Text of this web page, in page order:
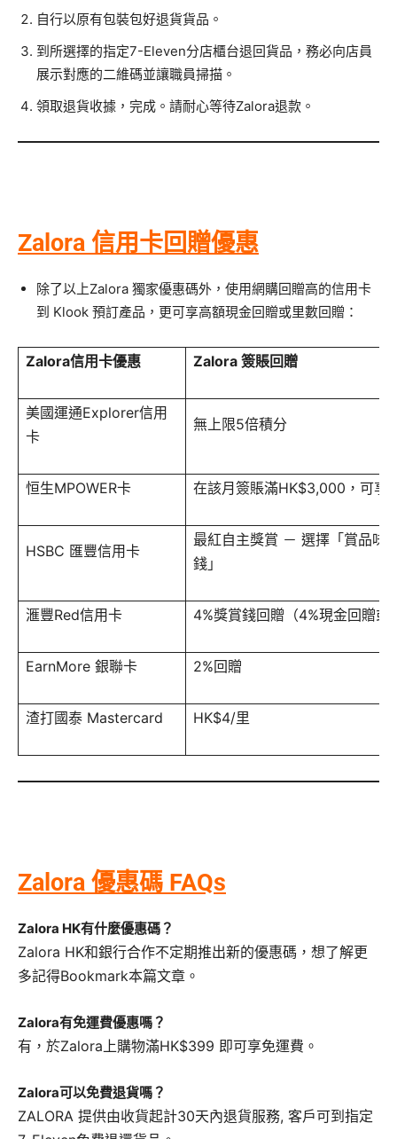
自行以原有包裝包好退貨貨品。
到所選擇的指定7-Eleven分店櫃台退回貨品，務必向店員
展示對應的二維碼並讓職員掃描。
領取退貨收據，完成。請耐心等待Zalora退款。
Zalora 信用卡回贈優惠
除了以上Zalora 獨家優惠碼外，使用網購回贈高的信用卡
到 Klook 預訂產品，更可享高額現金回贈或里數回贈：
Zalora信用卡優惠 Zalora 簽賬回贈
美國運通Explorer信用
卡
無上限5倍積分
恒生MPOWER卡 在該月簽賬滿HK$3,000，可享
HSBC 匯豐信用卡
最紅自主獎賞 － 選擇「賞品味
錢」
滙豐Red信用卡 4%獎賞錢回贈（4%現金回贈
EarnMore 銀聯卡 2%回贈
渣打國泰 Mastercard HK$4/里
Zalora 優惠碼 FAQs
Zalora HK有什麼優惠碼？
Zalora HK和銀行合作不定期推出新的優惠碼，想了解更
多記得Bookmark本篇文章。
Zalora有免運費優惠嗎？
有，於Zalora上購物滿HK$399 即可享免運費。
Zalora可以免費退貨嗎？
ZALORA 提供由收貨起計30天內退貨服務, 客戶可到指定